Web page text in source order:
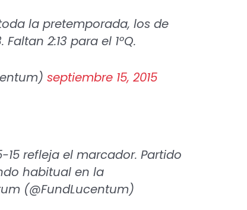
la pretemporada, los de
2:13 para el 1ºQ.
septiembre 15, 2015
15 refleja el marcador. Partido
habitual en la
(@FundLucentum)